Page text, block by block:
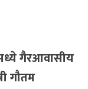
गैरआवासीय
गौतम